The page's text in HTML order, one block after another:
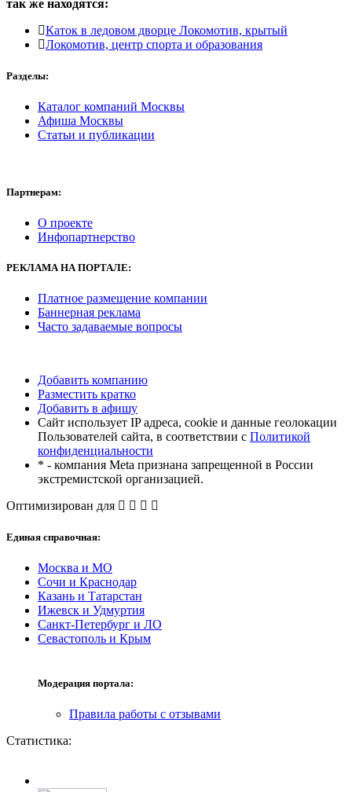
так же находятся:
Каток в ледовом дворце Локомотив, крытый
Локомотив, центр спорта и образования
Разделы:
Каталог компаний Москвы
Афиша Москвы
Статьи и публикации
Партнерам:
О проекте
Инфопартнерство
РЕКЛАМАНА ПОРТАЛЕ:
Платное размещение компании
Баннерная реклама
Часто задаваемые вопросы
Добавить компанию
Разместить кратко
Добавить в афишу
Сайт использует IP адреса, cookie и данные геолокации
Пользователей сайта, в соответствии с Политикой
конфиденциальности
* - компания Meta признана запрещенной в России
экстремистской организацией.
Оптимизирован для
Единая справочная:
Москва и МО
Сочи и Краснодар
Казань и Татарстан
Ижевск и Удмуртия
Санкт-Петербург и ЛО
Севастополь и Крым
Модерация портала:
Правила работы с отзывами
Статистика: